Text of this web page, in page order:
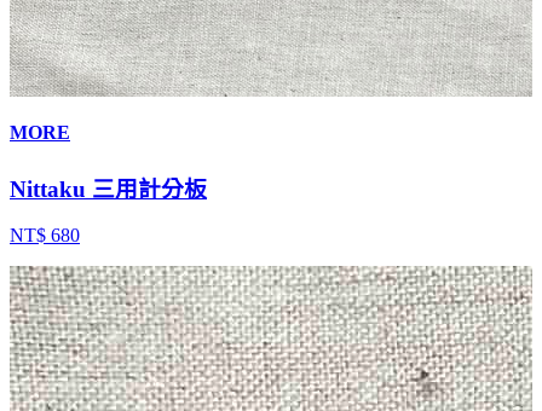
MORE
Nittaku 三用計分板
NT$ 680